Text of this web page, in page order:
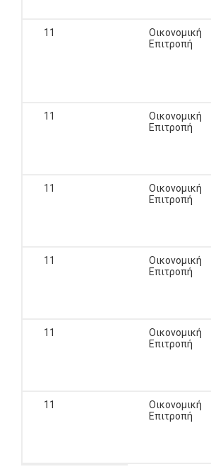
11
Οικονομική
Επιτροπή
11
Οικονομική
Επιτροπή
11
Οικονομική
Επιτροπή
11
Οικονομική
Επιτροπή
11
Οικονομική
Επιτροπή
11
Οικονομική
Επιτροπή